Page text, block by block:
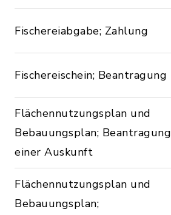
Fischereiabgabe; Zahlung
Fischereischein; Beantragung
Flächennutzungsplan und
Bebauungsplan; Beantragung
einer Auskunft
Flächennutzungsplan und
Bebauungsplan;